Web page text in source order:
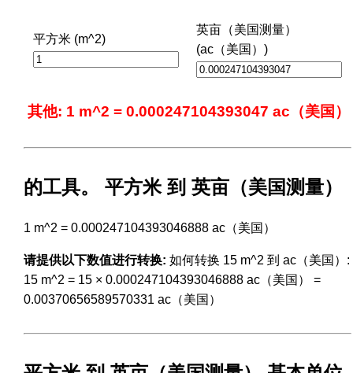
平方米 (m^2)
英亩（美国测量）
(ac（美国）)
其他: 1 m^2 = 0.000247104393047 ac（美国）
的工具。 平方米 到 英亩（美国测量）
1 m^2 = 0.000247104393046888 ac（美国）
请提供以下数值进行转换: 如何转换 15 m^2 到 ac（美国）:
15 m^2 = 15 × 0.000247104393046888 ac（美国） =
0.00370656589570331 ac（美国）